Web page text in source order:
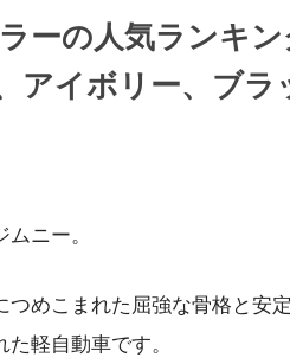
ーの人気ランキ
アイボリー、ブラ
ニー。
つめこまれた屈強な骨格と安
軽自動車です。